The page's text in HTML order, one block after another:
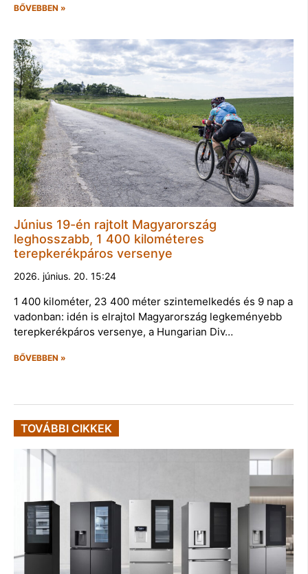
BŐVEBBEN »
Június 19-én rajtolt Magyarország
leghosszabb, 1 400 kilométeres
terepkerékpáros versenye
2026. június. 20. 15:24
1 400 kilométer, 23 400 méter szintemelkedés és 9 nap a
vadonban: idén is elrajtol Magyarország legkeményebb
terepkerékpáros versenye, a Hungarian Div…
BŐVEBBEN »
TOVÁBBI CIKKEK